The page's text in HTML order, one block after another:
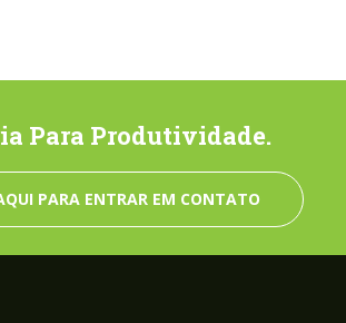
Para Produtividade.
PARA ENTRAR EM CONTATO